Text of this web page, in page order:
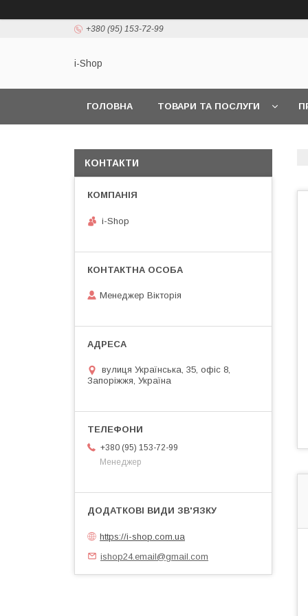
+380 (95) 153-72-99
i-Shop
ГОЛОВНА ТОВАРИ ТА ПОСЛУГИ
КОНТАКТИ
i-Shop
Менеджер Вікторія
вулиця Українська, 35, офіс 8,
Запоріжжя, Україна
+380 (95) 153-72-99
Менеджер
https://i-shop.com.ua
ishop24.email@gmail.com